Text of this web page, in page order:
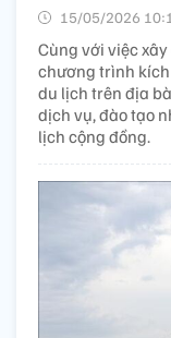
15/05/2026
Cùng với việc
chương trình
du lịch trên địa
dịch vụ, đào tạo
lịch cộng đồng.